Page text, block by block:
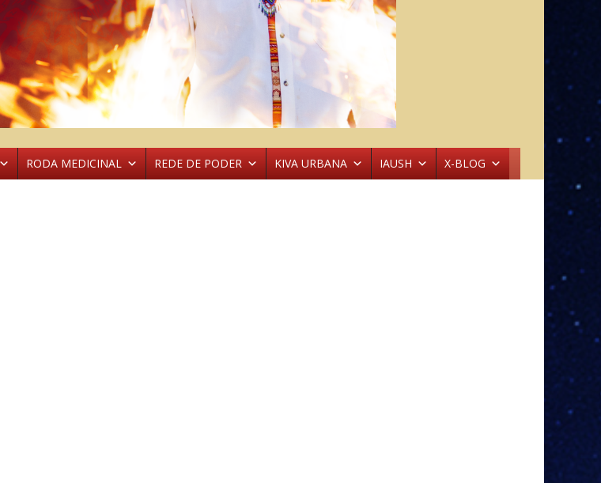
RODA MEDICINAL REDE DE PODER KIVA URBANA IAUSH X-BLOG